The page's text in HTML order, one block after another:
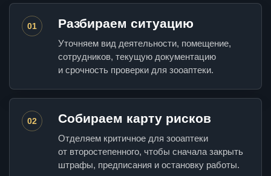
01 Разбираем ситуацию
Уточняем вид деятельности, помещение,
сотрудников, текущую документацию
и срочность проверки для зооаптеки.
02 Собираем карту рисков
Отделяем критичное для зооаптеки
от второстепенного, чтобы сначала закрыть
штрафы, предписания и остановку работы.